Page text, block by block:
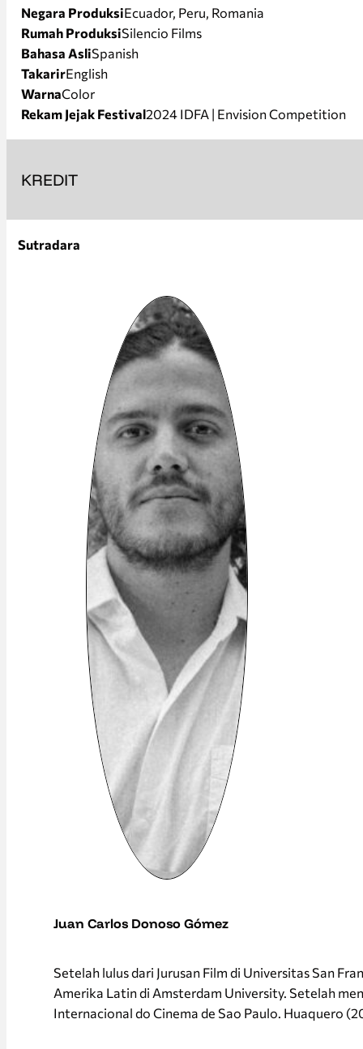
KREDIT
Sutradara
Juan Carlos Donoso Gómez
Setelah lulus dari Jurusan Film di Universitas San
Amerika Latin di Amsterdam University. Setelah
Internacional do Cinema de Sao Paulo. Huaquero
Negara ProduksiEcuador, Peru, Romania
Rumah ProduksiSilencio Films
Bahasa AsliSpanish
TakarirEnglish
WarnaColor
Rekam Jejak Festival2024 IDFA | Envision Competition